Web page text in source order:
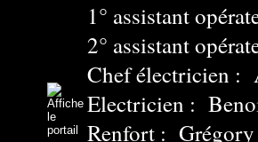
1° assistant
2° assistant
Chef électricien :
Electricien :
Renfort :